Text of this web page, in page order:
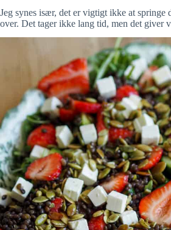
Jeg synes især, det er vigtigt ikke at springe
over. Det tager ikke lang tid, men det giver